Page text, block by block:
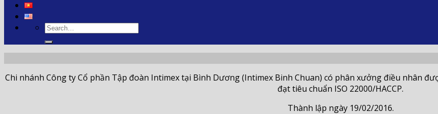
Chi nhánh Công ty Cổ phần Tập đoàn Intimex tại Bình Dương (Intimex Binh Chuan) có phân xưởng điều nhân
đạt tiêu chuẩn ISO 22000/HACCP.
Thành lập ngày 19/02/2016.